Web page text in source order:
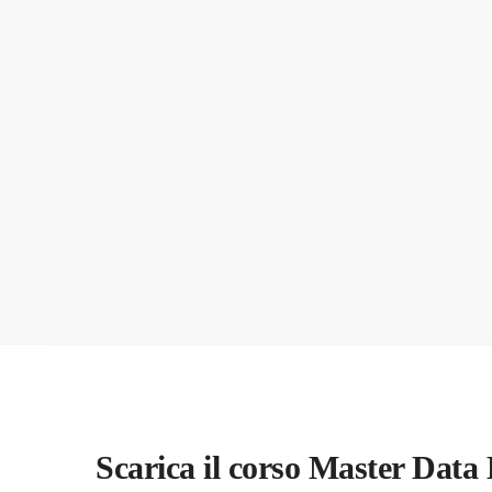
Scarica il corso Master